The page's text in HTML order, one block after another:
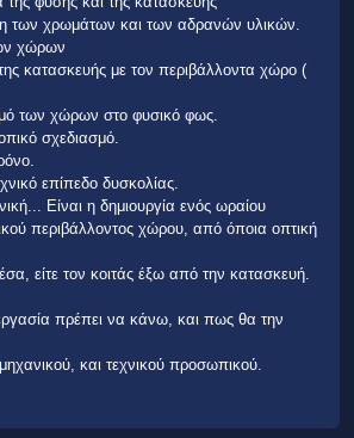
των χρωμάτων και των αδρανών υλικών.
χώρων
κατασκευής με τον περιβάλλοντα χώρο (
των χώρων στο φυσικό φως.
σχεδιασμό.
επίπεδο δυσκολίας.
Είναι η δημιουργία ενός ωραίου
περιβάλλοντος χώρου, από όποια οπτική
είτε τον κοιτάς έξω από την κατασκευή.
πρέπει να κάνω, και πως θα την
και τεχνικού προσωπικού.